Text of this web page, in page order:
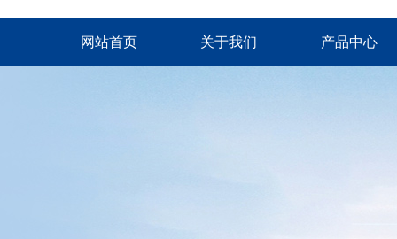
网站首页 关于我们 产品中心